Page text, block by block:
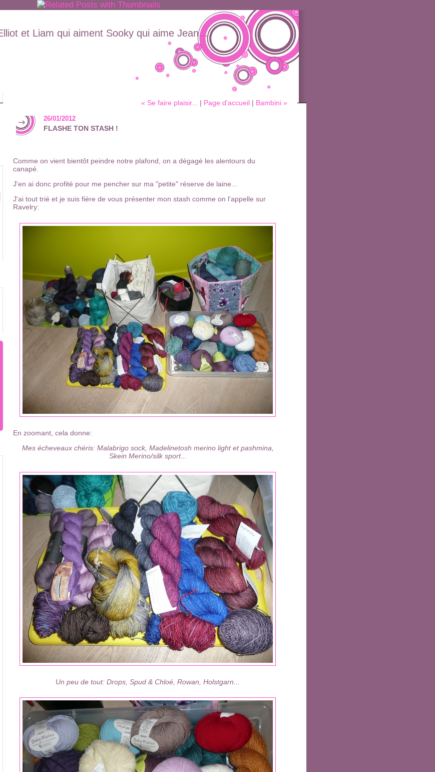
et Liam qui aiment Sooky qui aime Jean...
« Se faire plaisir... | Page d'accueil | Bambini »
26/01/2012
FLASHE TON STASH !
Comme on vient bientôt peindre notre plafond, on a dégagé les alentours du
canapé.
J'en ai donc profité pour me pencher sur ma "petite" réserve de laine...
J'ai tout trié et je suis fière de vous présenter mon stash comme on l'appelle sur
Ravelry:
En zoomant, cela donne:
Mes écheveaux chéris: Malabrigo sock, Madelinetosh merino light et pashmina,
Skein Merino/silk sport...
Un peu de tout: Drops, Spud & Chloé, Rowan, Holstgarn...